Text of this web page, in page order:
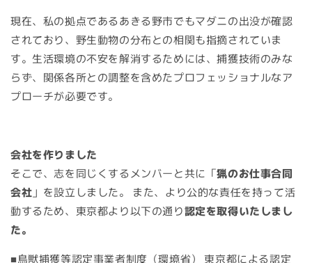
現在、私の拠点であるあきる野市でもマダニの出没が確認
されており、野生動物の分布との相関も指摘されていま
す。生活環境の不安を解消するためには、捕獲技術のみな
らず、関係各所との調整を含めたプロフェッショナルなア
プローチが必要です。
会社を作りました
そこで、志を同じくするメンバーと共に「猟のお仕事合同
会社 」を設立しました。 また、より公的な責任を持って活
動するため、東京都より以下の通り認定を取得いたしまし
た。
■鳥獣捕獲等認定事業者制度（環境省）
東京都による認定